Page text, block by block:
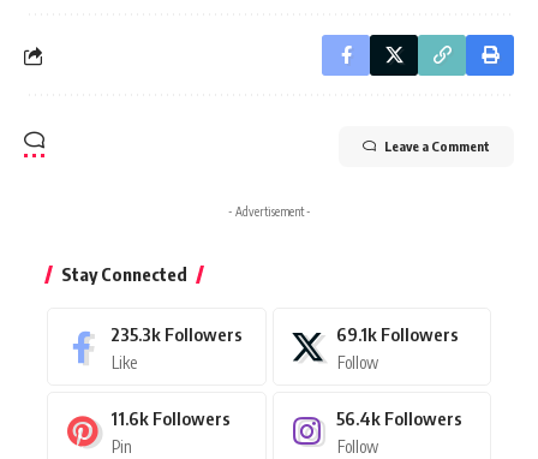
Leave a Comment
- Advertisement -
Stay Connected
235.3k Followers
Like
69.1k Followers
Follow
11.6k Followers
Pin
56.4k Followers
Follow